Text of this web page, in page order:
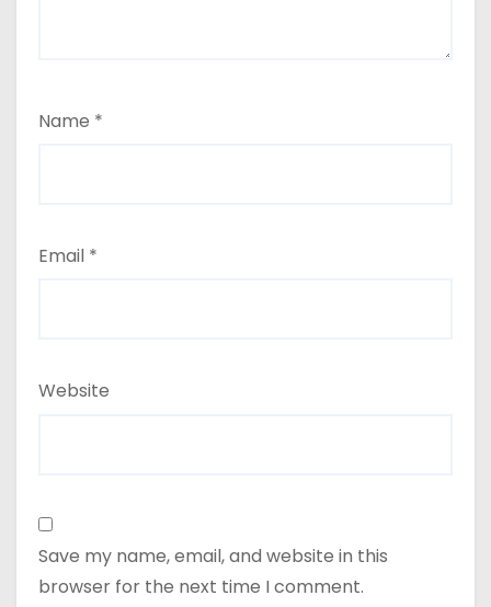
Name *
Email *
Website
Save my name, email, and website in this
browser for the next time I comment.